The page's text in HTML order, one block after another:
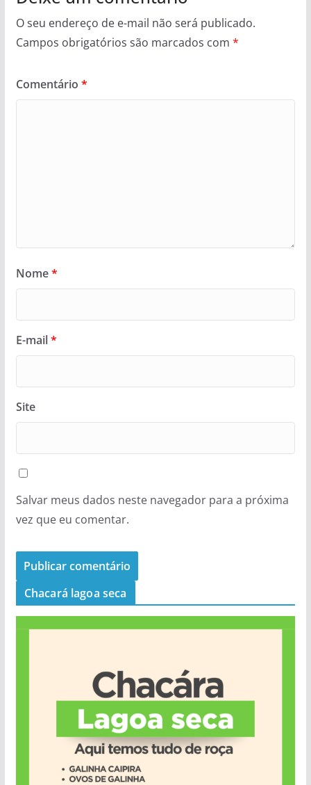
O seu endereço de e-mail não será publicado.
Campos obrigatórios são marcados com *
Comentário *
Nome*
E-mail*
Site
Salvar meus dados neste navegador para a próxima
vez que eu comentar.
Chacará lagoa seca